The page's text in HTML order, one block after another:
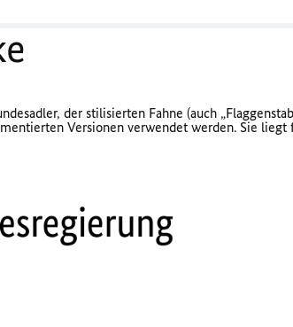
der stilisierten Fahne (auch
Versionen verwendet werden. Sie